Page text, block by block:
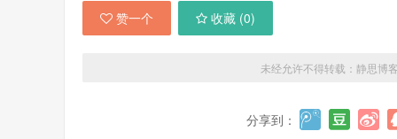
赞一个 收藏 (0)
未经允许不得转载： 静思博客
分享到：